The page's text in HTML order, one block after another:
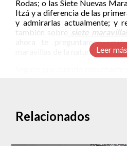
Leer
Rodas; o las Siete Nuevas
Itzá y a diferencia de las
y admirarlas actualmente; y
también sobre siete
ahora te preguntamos
maravillas de la naturaleza?
bastante extraño que existan
Relacionados